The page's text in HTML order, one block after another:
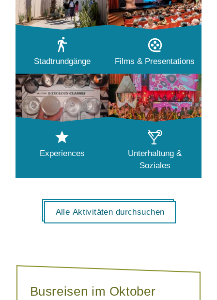
Stadtrundgänge Films & Presentations
Experiences
Unterhaltung &
Soziales
Alle Aktivitäten durchsuchen
Busreisen im Oktober